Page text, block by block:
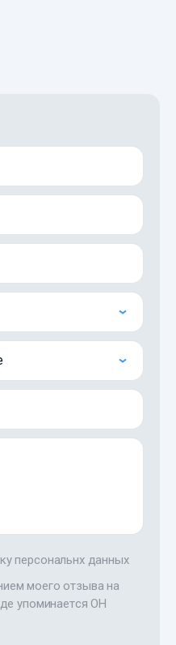
персональнх данных
моего отзыва на
упоминается ОН